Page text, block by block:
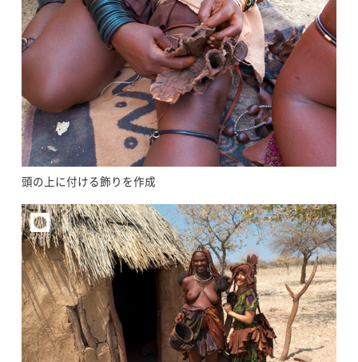
頭の上に付ける飾りを作成